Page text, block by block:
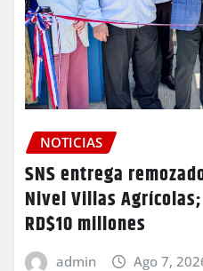
NOTICIAS
SNS entrega
Nivel Villas
RD$10 millones
admin Ago 7,